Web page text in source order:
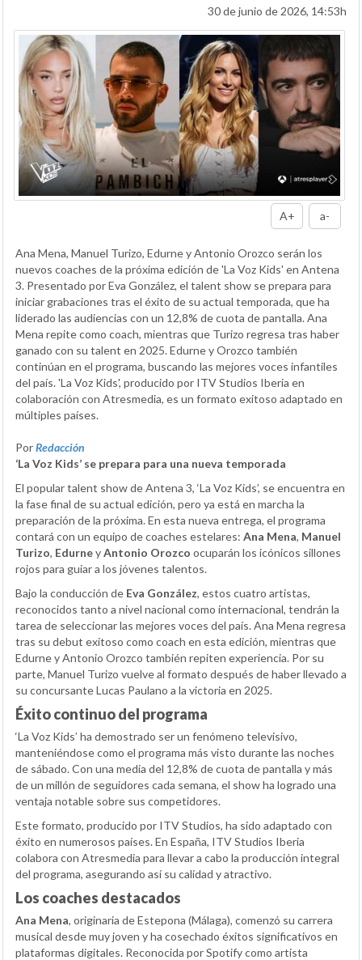
30 de junio de 2026, 14:53h
A+ a-
Ana Mena, Manuel Turizo, Edurne y Antonio Orozco serán los
nuevos coaches de la próxima edición de 'La Voz Kids' en Antena
3. Presentado por Eva González, el talent show se prepara para
iniciar grabaciones tras el éxito de su actual temporada, que ha
liderado las audiencias con un 12,8% de cuota de pantalla. Ana
Mena repite como coach, mientras que Turizo regresa tras haber
ganado con su talent en 2025. Edurne y Orozco también
continúan en el programa, buscando las mejores voces infantiles
del país. 'La Voz Kids', producido por ITV Studios Iberia en
colaboración con Atresmedia, es un formato exitoso adaptado en
múltiples países.
PorRedacción
‘La Voz Kids’ se prepara para una nueva temporada
El popular talent show de Antena 3, ‘La Voz Kids’, se encuentra en
la fase final de su actual edición, pero ya está en marcha la
preparación de la próxima. En esta nueva entrega, el programa
contará con un equipo de coaches estelares: Ana Mena, Manuel
Turizo, EdurneyAntonio Orozco ocuparán los icónicos sillones
rojos para guiar a los jóvenes talentos.
Bajo la conducción de Eva González, estos cuatro artistas,
reconocidos tanto a nivel nacional como internacional, tendrán la
tarea de seleccionar las mejores voces del país. Ana Mena regresa
tras su debut exitoso como coach en esta edición, mientras que
Edurne y Antonio Orozco también repiten experiencia. Por su
parte, Manuel Turizo vuelve al formato después de haber llevado a
su concursante Lucas Paulano a la victoria en 2025.
Éxito continuo del programa
‘La Voz Kids’ ha demostrado ser un fenómeno televisivo,
manteniéndose como el programa más visto durante las noches
de sábado. Con una media del 12,8% de cuota de pantalla y más
de un millón de seguidores cada semana, el show ha logrado una
ventaja notable sobre sus competidores.
Este formato, producido por ITV Studios, ha sido adaptado con
éxito en numerosos países. En España, ITV Studios Iberia
colabora con Atresmedia para llevar a cabo la producción integral
del programa, asegurando así su calidad y atractivo.
Los coaches destacados
Ana Mena, originaria de Estepona (Málaga), comenzó su carrera
musical desde muy joven y ha cosechado éxitos significativos en
plataformas digitales. Reconocida por Spotify como artista